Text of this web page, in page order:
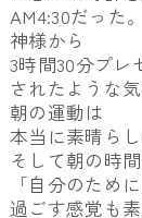
AM4:30だった。
神様から
3時間30分プレ
されたような
朝の運動は
本当に素晴らし
そして朝の時
「自分のために
過ごす感覚も素